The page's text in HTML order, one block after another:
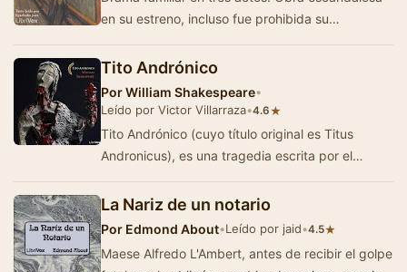
en su estreno, incluso fue prohibida su
Tito Andrónico
PorWilliam Shakespeare•
Leído por Victor Villarraza•4.6★
Tito Andrónico (cuyo título original es Titus
Andronicus), es una tragedia escrita por el
La Nariz de un notario
Por Edmond About•Leído por jaid•4.5★
Maese Alfredo L'Ambert, antes de recibir el golpe